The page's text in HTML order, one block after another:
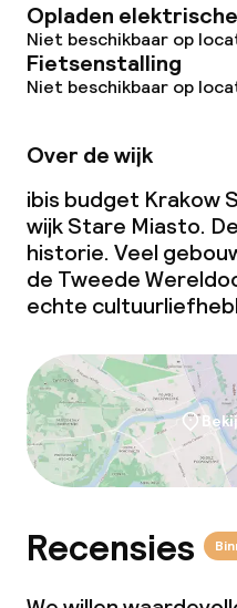
Opladen
Niet beschikbaar op
Fietsenstalling
Niet beschikbaar op
Over de wijk
ibis budget Krakow
wijk Stare Miasto.
historie. Veel
de Tweede
echte
Recensies